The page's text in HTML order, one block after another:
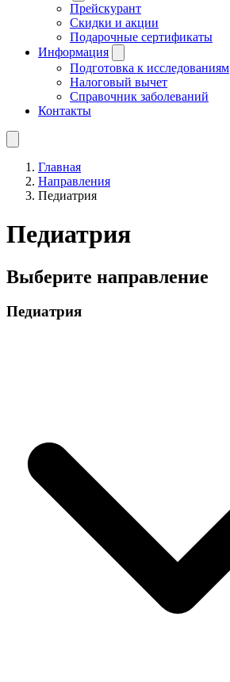
Прейскурант
Скидки и акции
Подарочные сертификаты
Информация
Подготовка к исследованиям
Налоговый вычет
Справочник заболеваний
Контакты
Главная
Направления
Педиатрия
Педиатрия
Выберите направление
Педиатрия